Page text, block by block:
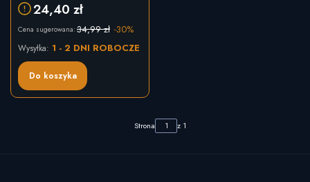
24,40 zł
Cena sugerowana: 34,99 zł -30%
Do koszyka
Wysyłka: 1 - 2 DNI ROBOCZE
Strona z 1